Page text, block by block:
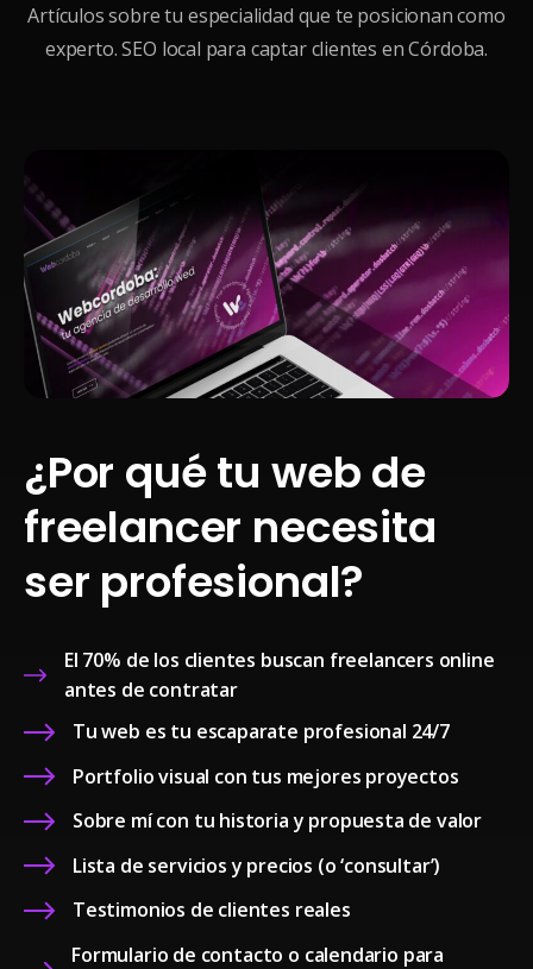
Artículos sobre tu especialidad que te posicionan como
experto. SEO local para captar clientes en Córdoba.
¿Por qué tu web de
freelancer necesita
ser profesional?
El 70% de los clientes buscan freelancers online
antes de contratar
Tu web es tu escaparate profesional 24/7
Portfolio visual con tus mejores proyectos
Sobre mí con tu historia y propuesta de valor
Lista de servicios y precios (o ‘consultar’)
Testimonios de clientes reales
Formulario de contacto o calendario para